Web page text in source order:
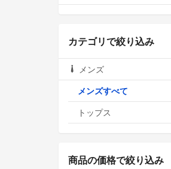
カテゴリで絞り込み
メンズ
メンズすべて
トップス
商品の価格で絞り込み